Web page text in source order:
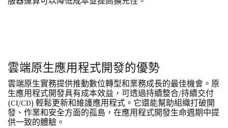
服器運算可以降低成本並提高擴充性。
雲端原生應用程式開發的優勢
雲端原生實務提供推動數位轉型和業務成長的最佳機會。原
生應用程式開發具有成本效益，可透過持續整合/持續交付
(CI/CD) 輕鬆更新和維護應用程式。它還能幫助組織打破開
發、作業和安全方面的孤島，在應用程式開發生命週期中提
供一致的體驗。